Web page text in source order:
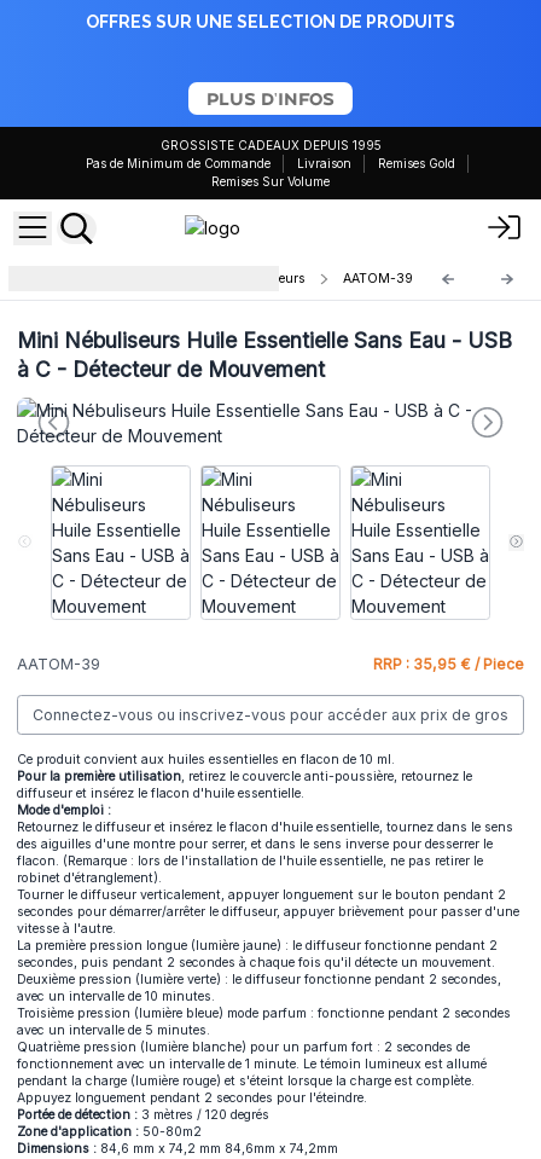
OFFRES SUR UNE SELECTION DE PRODUITS
PLUS D'INFOS
GROSSISTE CADEAUX DEPUIS 1995
Pas de Minimum de Commande
Livraison
Remises Gold
Remises Sur Volume
Diffuseurs Ultrasonique LED Couleurs AATOM-39
Mini Nébuliseurs Huile Essentielle Sans Eau - USB
à C - Détecteur de Mouvement
AATOM-39 RRP : 35,95 € / Piece
Connectez-vous ou inscrivez-vous pour accéder aux prix de gros
Ce produit convient aux huiles essentielles en flacon de 10 ml.
Pour la première utilisation, retirez le couvercle anti-poussière, retournez le
diffuseur et insérez le flacon d'huile essentielle.
Mode d'emploi :
Retournez le diffuseur et insérez le flacon d'huile essentielle, tournez dans le sens
des aiguilles d'une montre pour serrer, et dans le sens inverse pour desserrer le
flacon. (Remarque : lors de l'installation de l'huile essentielle, ne pas retirer le
robinet d'étranglement).
Tourner le diffuseur verticalement, appuyer longuement sur le bouton pendant 2
secondes pour démarrer/arrêter le diffuseur, appuyer brièvement pour passer d'une
vitesse à l'autre.
La première pression longue (lumière jaune) : le diffuseur fonctionne pendant 2
secondes, puis pendant 2 secondes à chaque fois qu'il détecte un mouvement.
Deuxième pression (lumière verte) : le diffuseur fonctionne pendant 2 secondes,
avec un intervalle de 10 minutes.
Troisième pression (lumière bleue) mode parfum : fonctionne pendant 2 secondes
avec un intervalle de 5 minutes.
Quatrième pression (lumière blanche) pour un parfum fort : 2 secondes de
fonctionnement avec un intervalle de 1 minute. Le témoin lumineux est allumé
pendant la charge (lumière rouge) et s'éteint lorsque la charge est complète.
Appuyez longuement pendant 2 secondes pour l'éteindre.
Portée de détection : 3 mètres / 120 degrés
Zone d'application : 50-80m2
Dimensions : 84,6 mm x 74,2 mm 84,6mm x 74,2mm